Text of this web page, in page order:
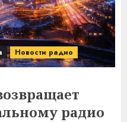
Новости радио
радио